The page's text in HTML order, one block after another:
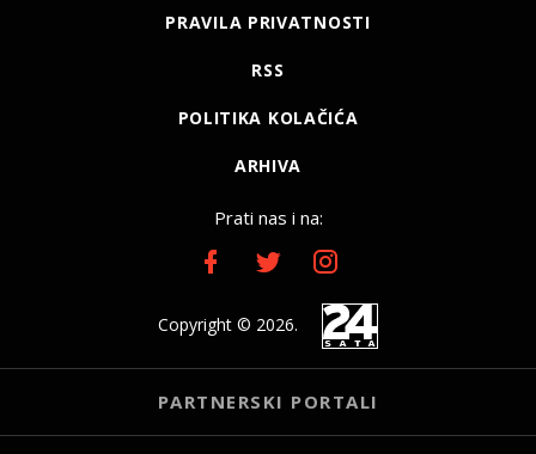
PRAVILA PRIVATNOSTI
RSS
POLITIKA KOLAČIĆA
ARHIVA
Prati nas i na:
Copyright © 2026.
PARTNERSKI PORTALI